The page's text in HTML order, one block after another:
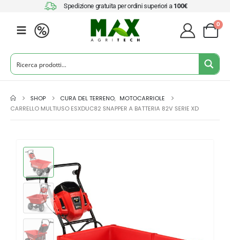
Spedizione gratuita per ordini superiori a 100€
0
SHOP CURA DEL TERRENO, MOTOCARRIOLE
CARRELLO MULTIUSO ESXDUC82 SNAPPER A BATTERIA 82V SERIE XD